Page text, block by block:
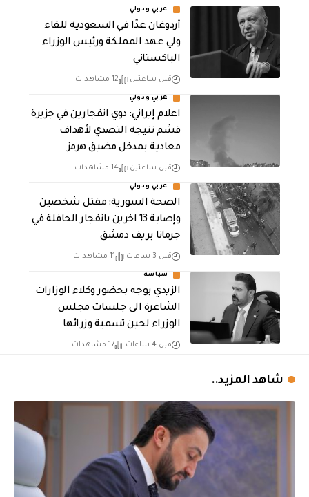
عربي ودولي
أردوغان غدًا في السعودية للقاء
ولي عهد المملكة ورئيس الوزراء
الباكستاني
قبل ساعتين 12 مشاهدات
عربي ودولي
اعلام إيراني: دوي انفجارين في جزيرة
قشم نتيجة التصدي لأهداف
معادية بمدخل مضيق هرمز
قبل ساعتين 14 مشاهدات
عربي ودولي
الصحة السورية: مقتل شخصين
وإصابة 13 اخرين بانفجار الحافلة في
جرمانا بريف دمشق
قبل 3 ساعات 11 مشاهدات
سياسة
الزيدي يوجه بحضور وكلاء الوزارات
الشاغرة الى جلسات مجلس
الوزراء لحين تسمية وزرائها
قبل 4 ساعات 17 مشاهدات
شاهد المزيد..